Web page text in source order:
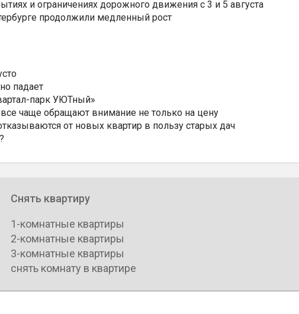
и ограничениях дорожного движения с 3 и 5 августа
продолжили медленный рост
падает
парк УЮТный»
чаще обращают внимание не только на цену
от новых квартир в пользу старых дач
Снять квартиру
1-комнатные квартиры
2-комнатные квартиры
3-комнатные квартиры
снять комнату в квартире